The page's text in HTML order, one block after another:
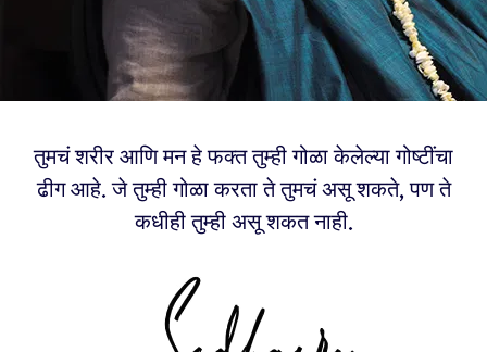
तुमचं शरीर आणि मन हे फक्त तुम्ही गोळा केलेल्या गोष्टींचा
ढीग आहे. जे तुम्ही गोळा करता ते तुमचं असू शकते, पण ते
कधीही तुम्ही असू शकत नाही.